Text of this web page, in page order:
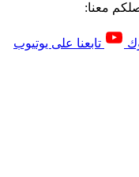
معنا:
تابعنا على يوتيوب